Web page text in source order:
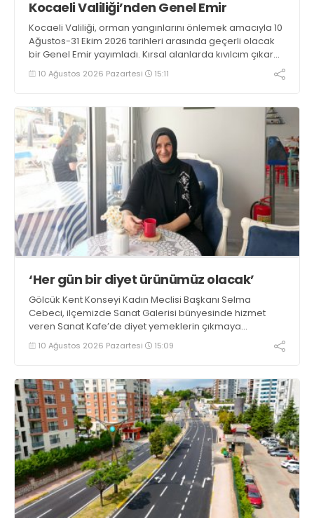
Kocaeli Valiliği’nden Genel Emir
Kocaeli Valiliği, orman yangınlarını önlemek amacıyla 10
Ağustos-31 Ekim 2026 tarihleri arasında geçerli olacak
bir Genel Emir yayımladı. Kırsal alanlarda kıvılcım çıkaran
makine kullanacak kişilerin önceden kolluk kuvvetlerine
bildirim yapması ve yanlarında 6 kilogramlık yangın tüpü
10 Ağustos 2026 Pazartesi 15:11
‘Her gün bir diyet ürünümüz olacak’
Gölcük Kent Konseyi Kadın Meclisi Başkanı Selma
Cebeci, ilçemizde Sanat Galerisi bünyesinde hizmet
veren Sanat Kafe’de diyet yemeklerin çıkmaya
başladığını ifade etti. Cebeci, “Amacımız sağlıklı,
besleyici ve hafif yemekler yapmak. Haftanın her günü
10 Ağustos 2026 Pazartesi 15:09